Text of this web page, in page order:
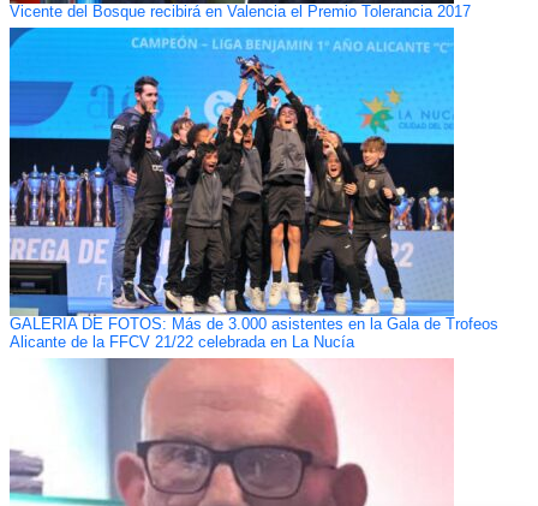
Vicente del Bosque recibirá en Valencia el Premio Tolerancia 2017
GALERÍA DE FOTOS: Más de 3.000 asistentes en la Gala de Trofeos
Alicante de la FFCV 21/22 celebrada en La Nucía